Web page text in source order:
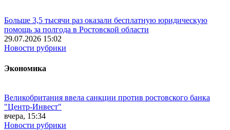
Больше 3,5 тысячи раз оказали бесплатную юридическую
помощь за полгода в Ростовской области
29.07.2026 15:02
Новости рубрики
Экономика
Великобритания ввела санкции против ростовского банка
"Центр-Инвест"
вчера, 15:34
Новости рубрики